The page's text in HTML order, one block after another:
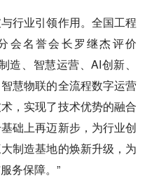
行业引领作用。全国工程
会名誉会长罗继杰评价
造、智慧运营、AI创新、
慧物联的全流程数字运营
，实现了技术优势的融合
础上再迈新步，为行业创
制造基地的焕新升级，为
务保障。”